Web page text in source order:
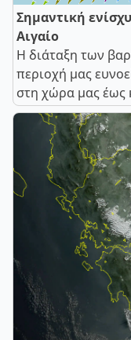
Σημαντική
Αιγαίο
Η διάταξη των
περιοχή μας
στη χώρα μας έως